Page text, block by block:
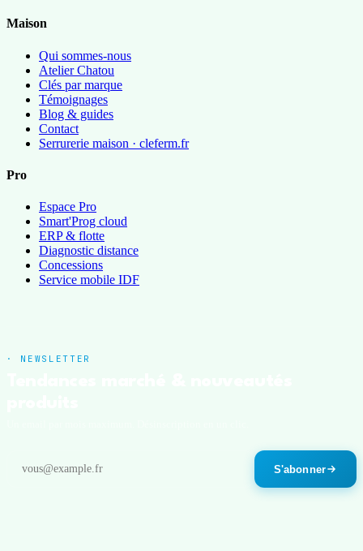
Maison
Qui sommes-nous
Atelier Chatou
Clés par marque
Témoignages
Blog & guides
Contact
Serrurerie maison · cleferm.fr
Pro
Espace Pro
Smart'Prog cloud
ERP & flotte
Diagnostic distance
Concessions
Service mobile IDF
· NEWSLETTER
S'abonner